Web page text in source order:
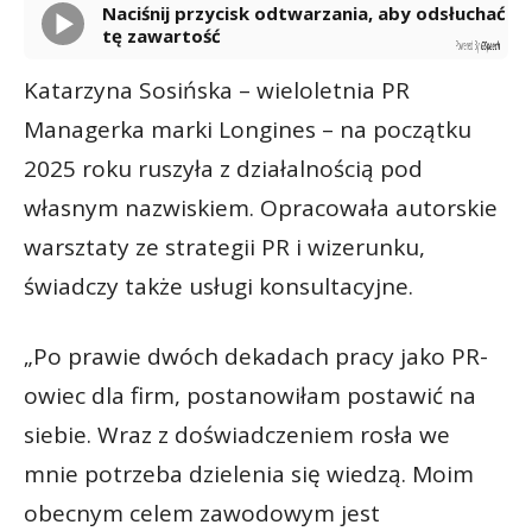
Naciśnij przycisk odtwarzania, aby odsłuchać
tę zawartość
GSpeech
Katarzyna Sosińska – wieloletnia PR
Managerka marki Longines – na początku
2025 roku ruszyła z działalnością pod
własnym nazwiskiem. Opracowała autorskie
warsztaty ze strategii PR i wizerunku,
świadczy także usługi konsultacyjne.
„Po prawie dwóch dekadach pracy jako PR-
owiec dla firm, postanowiłam postawić na
siebie. Wraz z doświadczeniem rosła we
mnie potrzeba dzielenia się wiedzą. Moim
obecnym celem zawodowym jest